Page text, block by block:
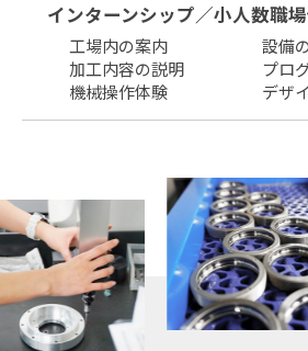
インターンシップ／小人数職
工場内の案内
設備
加工内容の説明
プロ
機械操作体験
デザ